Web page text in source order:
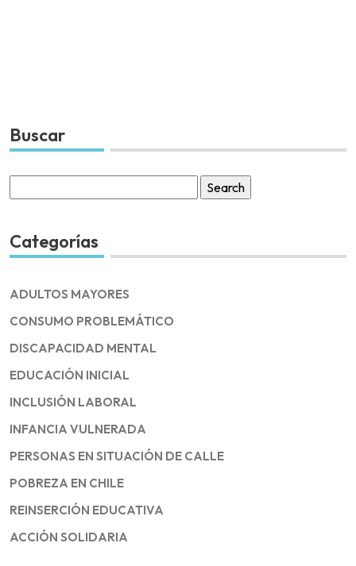
Buscar
for:
Categorías
ADULTOS MAYORES
CONSUMO PROBLEMÁTICO
DISCAPACIDAD MENTAL
EDUCACIÓN INICIAL
INCLUSIÓN LABORAL
INFANCIA VULNERADA
PERSONAS EN SITUACIÓN DE CALLE
POBREZA EN CHILE
REINSERCIÓN EDUCATIVA
ACCIÓN SOLIDARIA